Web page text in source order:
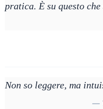
pratica. È su questo
Non so leggere, ma
—